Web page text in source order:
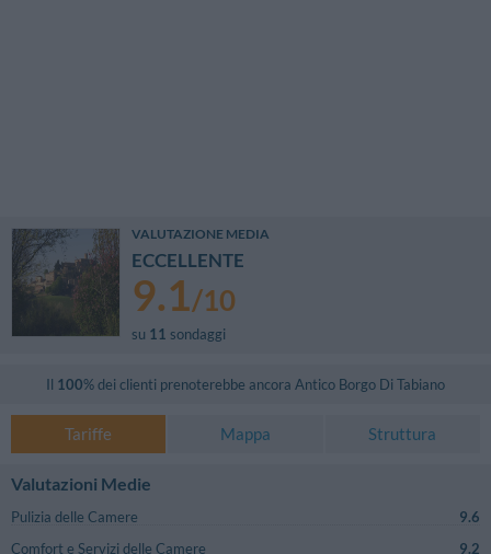
VALUTAZIONE MEDIA
ECCELLENTE
9.1/10
su 11 sondaggi
Il 100% dei clienti prenoterebbe ancora Antico Borgo Di Tabiano
Tariffe Mappa Struttura
Valutazioni Medie
Pulizia delle Camere
9.6
Comfort e Servizi delle Camere
9.2